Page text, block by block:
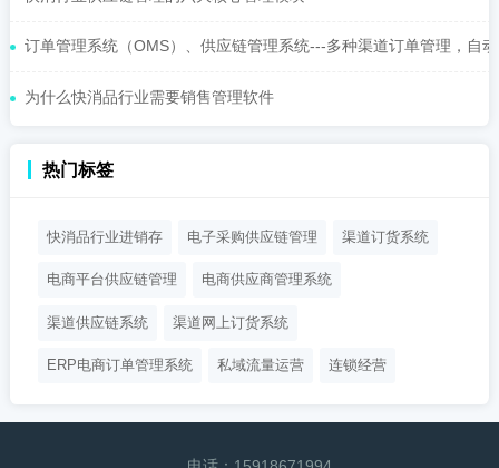
订单管理系统（OMS）、供应链管理系统---多种渠道订单管理，自动化
为什么快消品行业需要销售管理软件
热门标签
快消品行业进销存 电子采购供应链管理 渠道订货系统
电商平台供应链管理 电商供应商管理系统
渠道供应链系统 渠道网上订货系统
ERP电商订单管理系统 私域流量运营 连锁经营